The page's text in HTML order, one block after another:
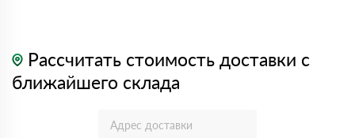
Рассчитать стоимость доставки с
ближайшего склада